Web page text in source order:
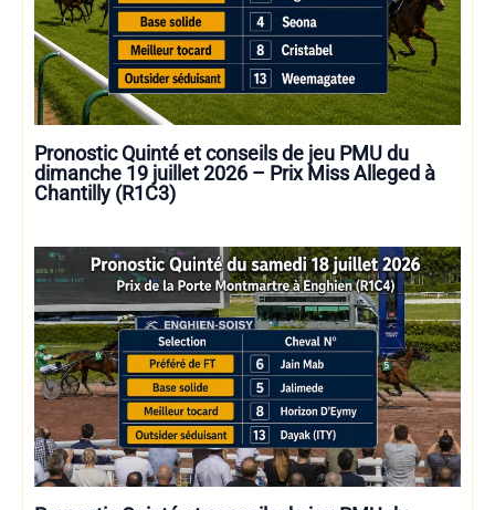
Pronostic Quinté et conseils de jeu PMU du
dimanche 19 juillet 2026 – Prix Miss Alleged à
Chantilly (R1C3)